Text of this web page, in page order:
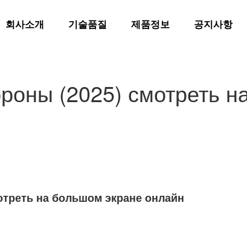
회사소개 기술품질 제품정보 공지사항
(2025) смотреть
на большом экране онлайн